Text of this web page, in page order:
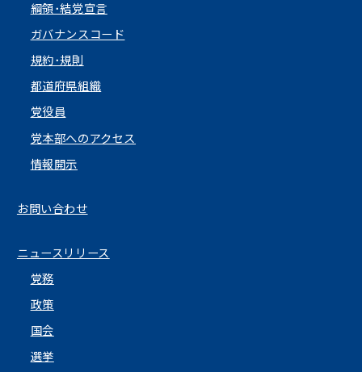
綱領･結党宣言
ガバナンスコード
規約･規則
都道府県組織
党役員
党本部へのアクセス
情報開示
お問い合わせ
ニュースリリース
党務
政策
国会
選挙